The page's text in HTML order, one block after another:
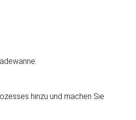
hinzu und machen Sie